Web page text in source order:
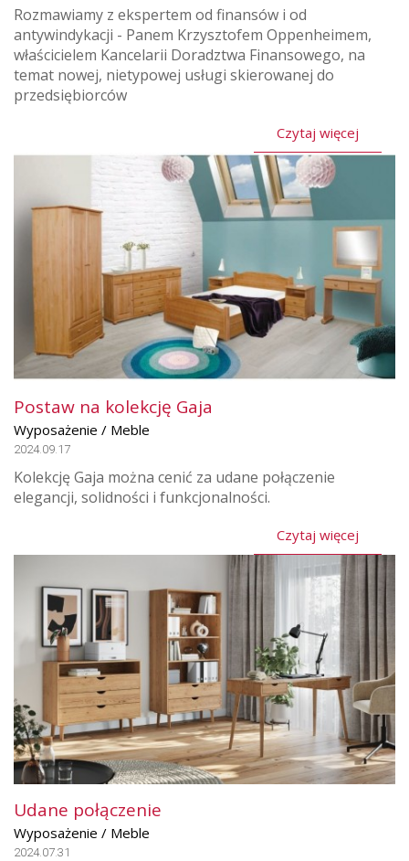
Rozmawiamy z ekspertem od finansów i od
antywindykacji - Panem Krzysztofem Oppenheimem,
właścicielem Kancelarii Doradztwa Finansowego, na
temat nowej, nietypowej usługi skierowanej do
przedsiębiorców
Czytaj więcej
Postaw na kolekcję Gaja
Wyposażenie / Meble
2024.09.17
Kolekcję Gaja można cenić za udane połączenie
elegancji, solidności i funkcjonalności.
Czytaj więcej
Udane połączenie
Wyposażenie / Meble
2024.07.31